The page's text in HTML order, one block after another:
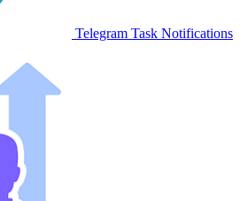
Telegram Task Notifications